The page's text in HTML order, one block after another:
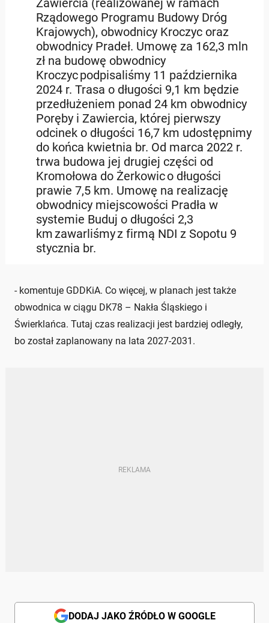
Zawiercia (realizowanej w ramach
Rządowego Programu Budowy Dróg
Krajowych), obwodnicy Kroczyc oraz
obwodnicy Pradeł. Umowę za 162,3 mln
zł na budowę obwodnicy
Kroczyc podpisaliśmy 11 października
2024 r. Trasa o długości 9,1 km będzie
przedłużeniem ponad 24 km obwodnicy
Poręby i Zawiercia, której pierwszy
odcinek o długości 16,7 km udostępnimy
do końca kwietnia br. Od marca 2022 r.
trwa budowa jej drugiej części od
Kromołowa do Żerkowic o długości
prawie 7,5 km. Umowę na realizację
obwodnicy miejscowości Pradła w
systemie Buduj o długości 2,3
km zawarliśmy z firmą NDI z Sopotu 9
stycznia br.
- komentuje GDDKiA. Co więcej, w planach jest także
obwodnica w ciągu DK78 – Nakła Śląskiego i
Świerklańca. Tutaj czas realizacji jest bardziej odległy,
bo został zaplanowany na lata 2027-2031.
DODAJ JAKO ŹRÓDŁO W GOOGLE